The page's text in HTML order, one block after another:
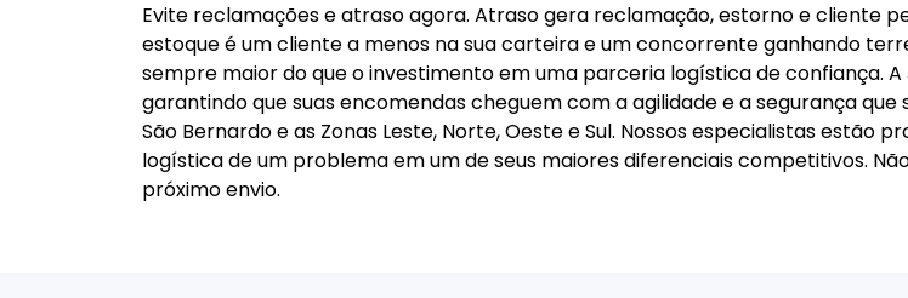
Evite reclamações e atraso agora. Atraso gera reclamação, estorno e cliente
estoque é um cliente a menos na sua carteira e um concorrente ganhando
sempre maior do que o investimento em uma parceria logística de confiança.
garantindo que suas encomendas cheguem com a agilidade e a segurança
São Bernardo e as Zonas Leste, Norte, Oeste e Sul. Nossos especialistas
logística de um problema em um de seus maiores diferenciais competitivos.
próximo envio.